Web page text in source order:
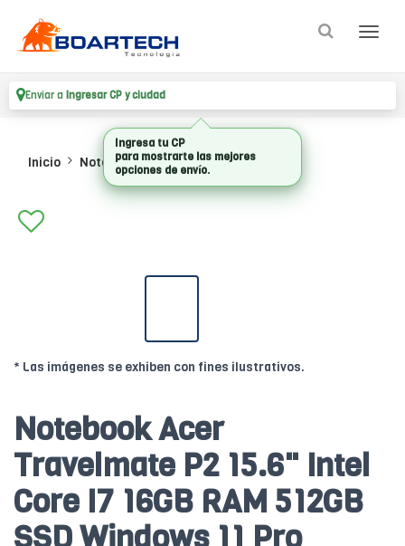
Enviar a Ingresar CP y ciudad
Inicio Notebooks Notebooks
* Las imágenes se exhiben con fines ilustrativos.
Notebook Acer
Travelmate P2 15.6" Intel
Core I7 16GB RAM 512GB
Ingresa tu CP
para mostrarte las mejores
opciones de envío.